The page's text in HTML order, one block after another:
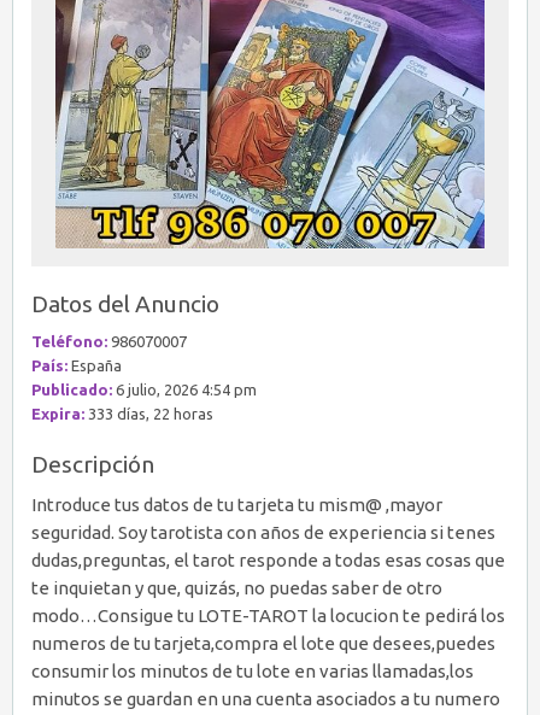
Datos del Anuncio
Teléfono: 986070007
País: España
Publicado: 6 julio, 2026 4:54 pm
Expira: 333 días, 22 horas
Descripción
Introduce tus datos de tu tarjeta tu mism@ ,mayor
seguridad. Soy tarotista con años de experiencia si tenes
dudas,preguntas, el tarot responde a todas esas cosas que
te inquietan y que, quizás, no puedas saber de otro
modo…Consigue tu LOTE-TAROT la locucion te pedirá los
numeros de tu tarjeta,compra el lote que desees,puedes
consumir los minutos de tu lote en varias llamadas,los
minutos se guardan en una cuenta asociados a tu numero